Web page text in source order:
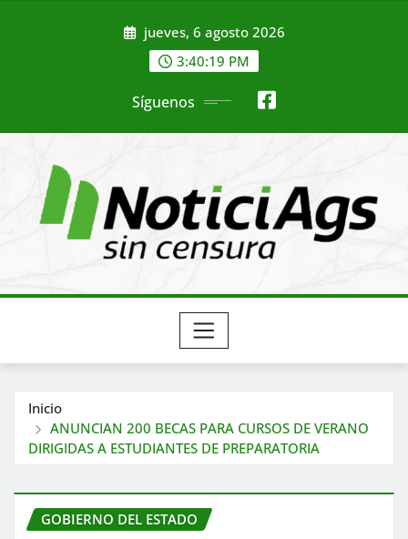
jueves, 6 agosto 2026
3:40:21 PM
Síguenos
Inicio
ANUNCIAN 200 BECAS PARA CURSOS DE VERANO
DIRIGIDAS A ESTUDIANTES DE PREPARATORIA
GOBIERNO DEL ESTADO